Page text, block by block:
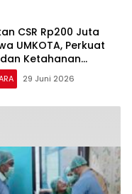
CSR Rp200 Juta
UMKOTA, Perkuat
Ketahanan
29 Juni 2026